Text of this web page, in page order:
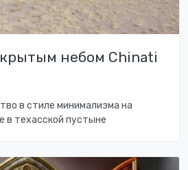
небом Chinati
в стиле минимализма на
в техасской пустыне